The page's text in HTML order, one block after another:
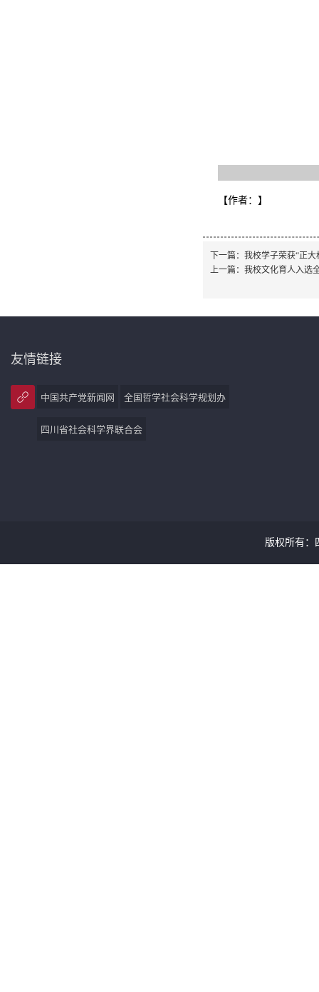
【作者： 】
下一篇： 我校学子荣获“正大
上一篇： 我校文化育人入选
友情链接
中国共产党新闻网 全国哲学社会科学规划办
四川省社会科学界联合会
版权所有：